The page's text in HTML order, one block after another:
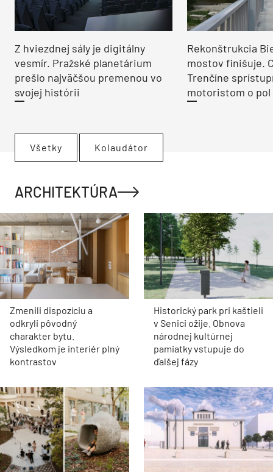
Z hviezdnej sály je digitálny
vesmír. Pražské planetárium
prešlo najväčšou premenou vo
svojej histórii
Rekonštrukcia
mostov finišuje.
Trenčíne
motoristom o pol
Všetky Kolaudátor
ARCHITEKTÚRA
Zmenili dispozíciu a
odkryli pôvodný
charakter bytu.
Výsledkom je interiér plný
kontrastov
Historický park pri kaštieli
v Senici ožije. Obnova
národnej kultúrnej
pamiatky vstupuje do
ďalšej fázy